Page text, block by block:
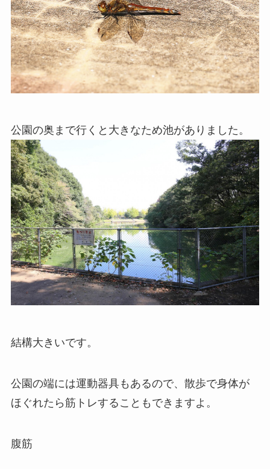
公園の奥まで行くと大きなため池がありました。
結構大きいです。
公園の端には運動器具もあるので、散歩で身体が
ほぐれたら筋トレすることもできますよ。
腹筋